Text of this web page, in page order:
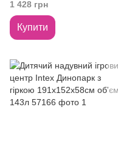
1 428 грн
Купити